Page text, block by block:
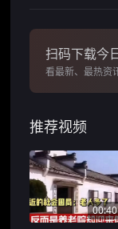
扫码下载今
看最新、最热资
推荐视频
00:40